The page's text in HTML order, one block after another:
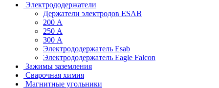
Электрододержатели
Держатели электродов ESAB
200 А
250 А
300 А
Электрододержатель Esab
Электрододержатель Eagle Falcon
Зажимы заземления
Сварочная химия
Магнитные угольники